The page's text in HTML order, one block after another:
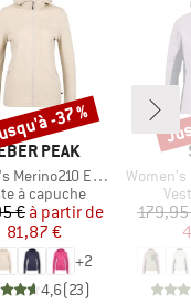
PEAK
EvergreenHe. Zip Hoody
group
à capuche
Prix
€ Prix réduit
à partir de
81,87 €
+2
4,6(23)
-37 %
Article
Women's